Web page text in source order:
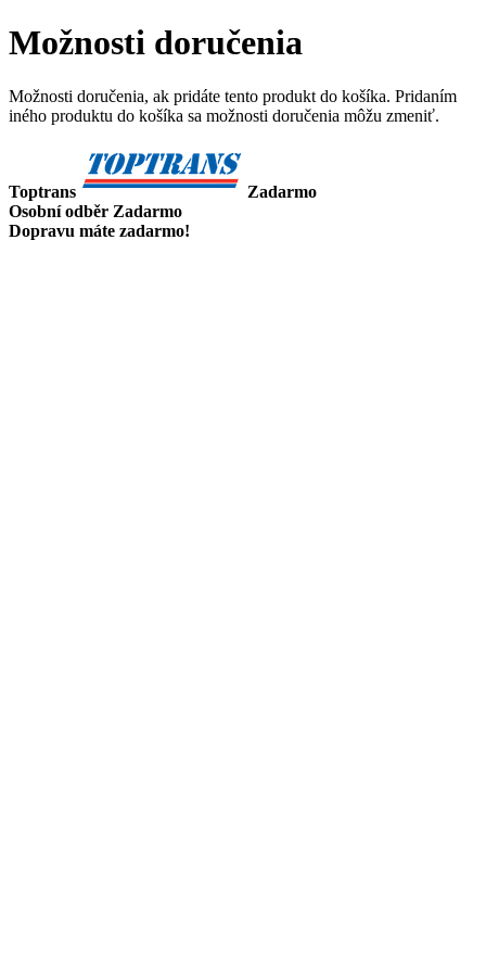
Možnosti doručenia
Možnosti doručenia, ak pridáte tento produkt do košíka. Pridaním
iného produktu do košíka sa možnosti doručenia môžu zmeniť.
Toptrans
Zadarmo
Osobní odběr Zadarmo
Dopravu máte zadarmo!